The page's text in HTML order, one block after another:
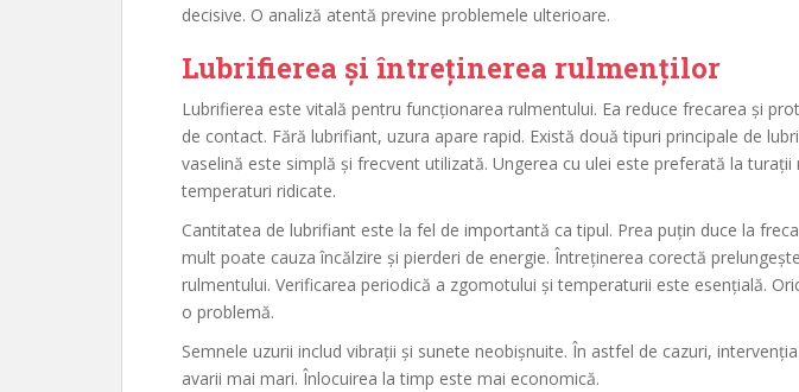
decisive. O analiză atentă previne problemele ulterioare.
Lubrifierea și întreținerea rulmenților
Lubrifierea este vitală pentru funcționarea rulmentului. Ea reduce frecarea și
de contact. Fără lubrifiant, uzura apare rapid. Există două tipuri principale de
vaselină este simplă și frecvent utilizată. Ungerea cu ulei este preferată la turații
temperaturi ridicate.
Cantitatea de lubrifiant este la fel de importantă ca tipul. Prea puțin duce la
mult poate cauza încălzire și pierderi de energie. Întreținerea corectă
rulmentului. Verificarea periodică a zgomotului și temperaturii este esențială.
o problemă.
Semnele uzurii includ vibrații și sunete neobișnuite. În astfel de cazuri,
avarii mai mari. Înlocuirea la timp este mai economică.